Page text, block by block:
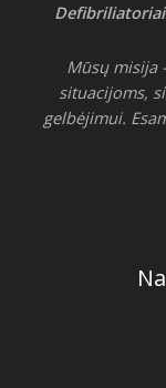
Mūsų misija
situacijoms,
gelbėjimui.